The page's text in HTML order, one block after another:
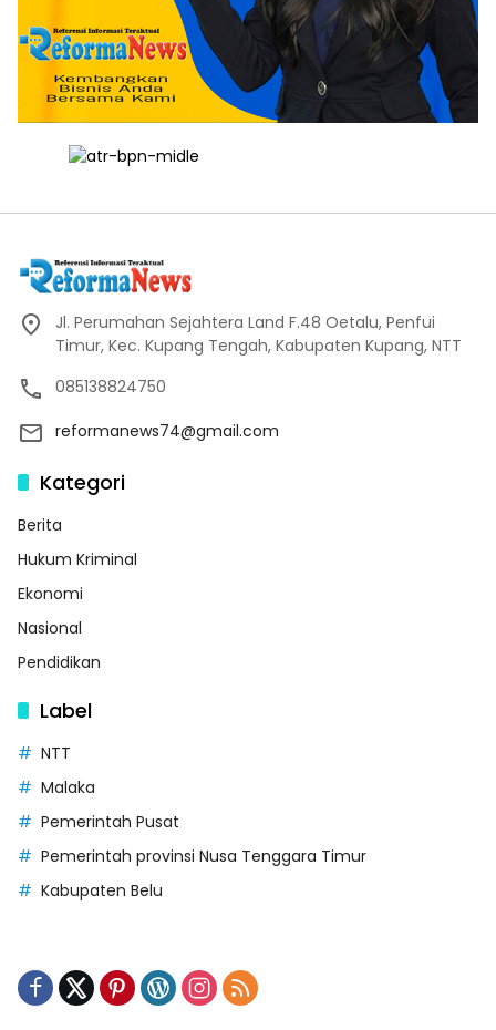
Jl. Perumahan Sejahtera Land F.48 Oetalu, Penfui
Timur, Kec. Kupang Tengah, Kabupaten Kupang, NTT
085138824750
reformanews74@gmail.com
Kategori
Berita
Hukum Kriminal
Ekonomi
Nasional
Pendidikan
Label
NTT
Malaka
Pemerintah Pusat
Pemerintah provinsi Nusa Tenggara Timur
Kabupaten Belu